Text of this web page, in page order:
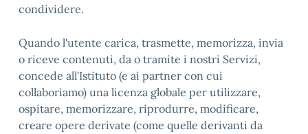
condividere.
Quando l'utente carica, trasmette, memorizza, invia
o riceve contenuti, da o tramite i nostri Servizi,
concede all'Istituto (e ai partner con cui
collaboriamo) una licenza globale per utilizzare,
ospitare, memorizzare, riprodurre, modificare,
creare opere derivate (come quelle derivanti da